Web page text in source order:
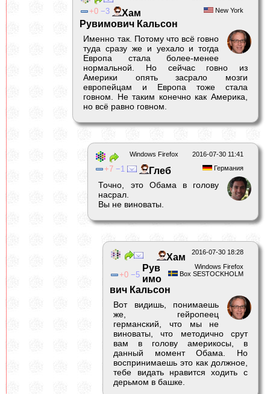
New York
0 3
Хам
Рувимович Кальсон
Именно так. Потому что всё говно
туда сразу же и уехало и тогда
Европа стала более-менее
нормальной. Но сейчас говно из
Америки опять засрало мозги
европейцам и Европа тоже стала
говном. Не таким конечно как Америка,
но всё равно говном.
2016-07-30 11:41
Windows Firefox
Германия
7 1 Глеб
Точно, это Обама в голову
насрал.
Вы не виноваты.
2016-07-30 18:28
Windows Firefox
Box SESTOCKHOLM
0 5
Хам
Рув
имо
вич Кальсон
Вот видишь, понимаешь
же, гейропеец
германский, что мы не
виноваты, что методично срут
вам в голову америкосы, в
данный момент Обама. Но
воспринимаешь это как должное,
тебе видать нравится ходить с
дерьмом в башке.